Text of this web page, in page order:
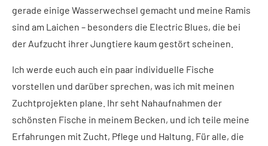
gerade einige Wasserwechsel gemacht und meine Ramis
sind am Laichen – besonders die Electric Blues, die bei
der Aufzucht ihrer Jungtiere kaum gestört scheinen.
Ich werde euch auch ein paar individuelle Fische
vorstellen und darüber sprechen, was ich mit meinen
Zuchtprojekten plane. Ihr seht Nahaufnahmen der
schönsten Fische in meinem Becken, und ich teile meine
Erfahrungen mit Zucht, Pflege und Haltung. Für alle, die